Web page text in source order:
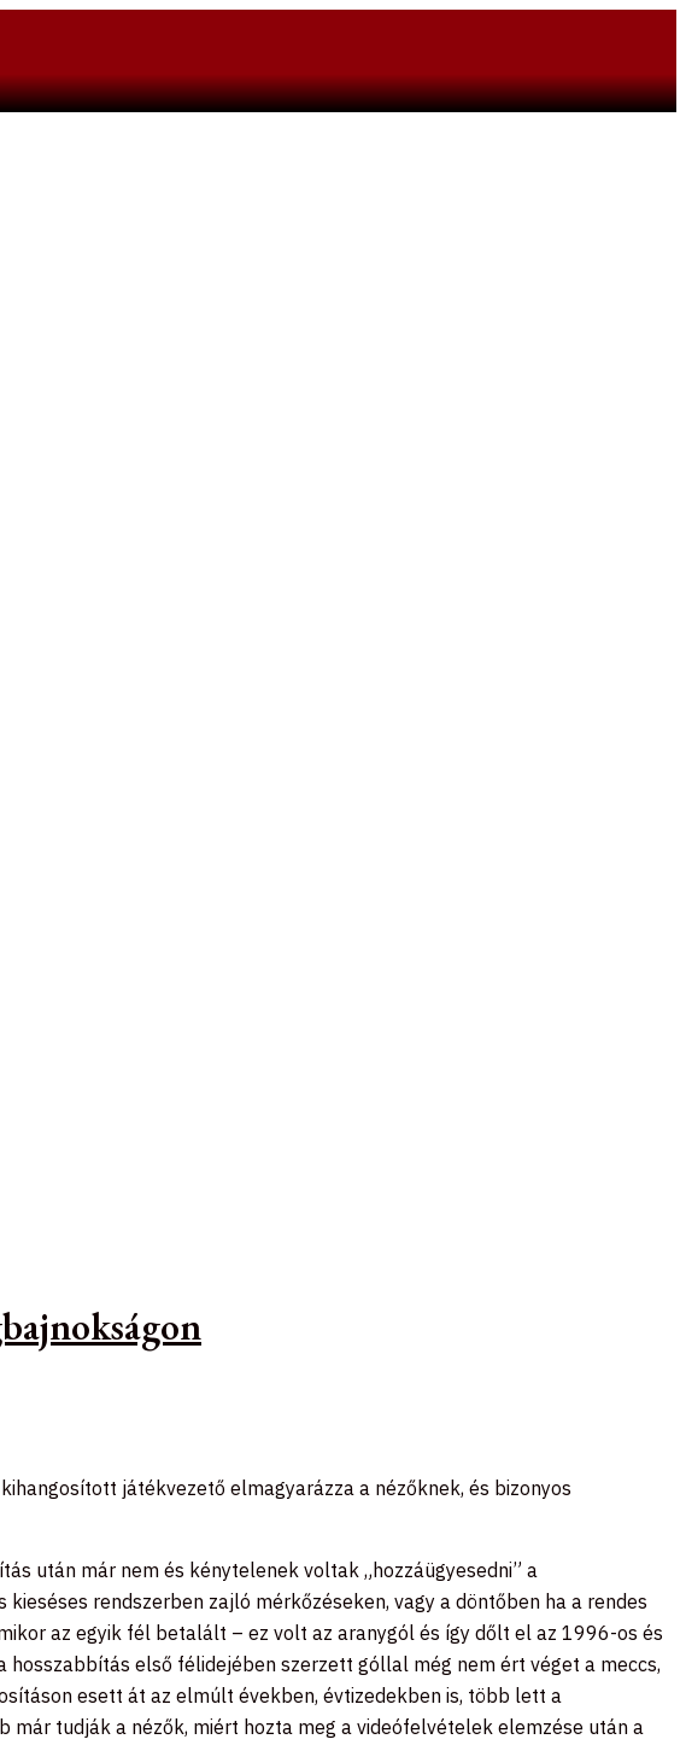
játékvezető elmagyarázza a nézőknek, és bizonyos
után már nem és kénytelenek voltak „hozzáügyesedni” a
rendszerben zajló mérkőzéseken, vagy a döntőben ha a rendes
az egyik fél betalált – ez volt az aranygól és így dőlt el az 1996-os és
első félidejében szerzett góllal még nem ért véget a meccs,
esett át az elmúlt években, évtizedekben is, több lett a
tudják a nézők, miért hozta meg a videófelvételek elemzése után a